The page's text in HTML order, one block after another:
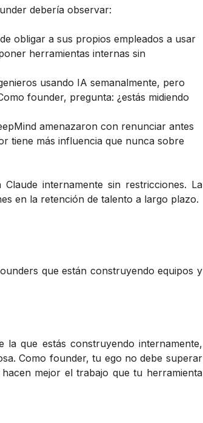
debería observar:
obligar a sus propios empleados a usar
herramientas internas sin
usando IA semanalmente, pero
founder, pregunta: ¿estás midiendo
amenazaron con renunciar antes
tiene más influencia que nunca sobre
internamente sin restricciones. La
en la retención de talento a largo plazo.
que están construyendo equipos y
que estás construyendo internamente,
Como founder, tu ego no debe superar
mejor el trabajo que tu herramienta